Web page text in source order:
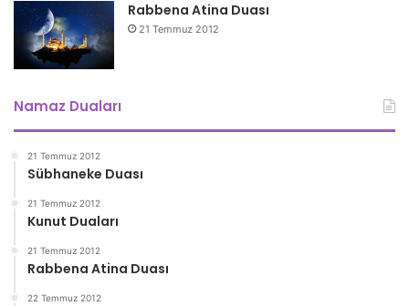
Rabbena Atina Duası
21 Temmuz 2012
Namaz Duaları
21 Temmuz 2012
Sübhaneke Duası
21 Temmuz 2012
Kunut Duaları
21 Temmuz 2012
Rabbena Atina Duası
22 Temmuz 2012